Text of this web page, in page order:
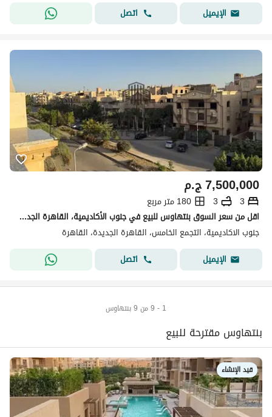
الإيميل اتصل
ج.م7,500,000
3
3
180 متر مربع
اقل من سعر السوق بنتهاوس للبيع في جنوب الأكاديمية، القاهرة الجديدة متشطبة الترا سوبر لوكس فيو مفتوح
جنوب الاكاديمية، التجمع الخامس، القاهرة الجديدة، القاهرة
الإيميل
اتصل
1 - 9 من 9 بنتهاوس
بنتهاوس مقترحة للبيع
قيد الإنشاء